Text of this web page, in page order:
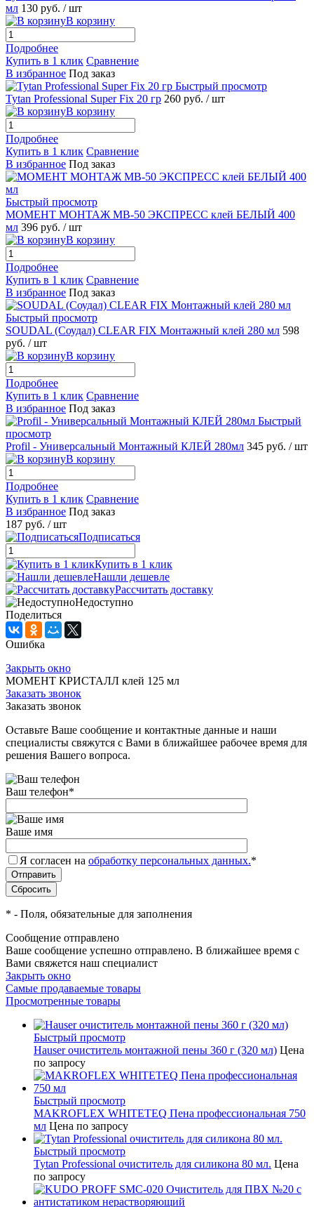
мл 130 руб. / шт
В корзину
Подробнее
Купить в 1 клик Сравнение
В избранное Под заказ
Быстрый просмотр
Tytan Professional Super Fix 20 гр 260 руб. / шт
В корзину
Подробнее
Купить в 1 клик Сравнение
В избранное Под заказ
Быстрый просмотр
МОМЕНТ МОНТАЖ МВ-50 ЭКСПРЕСС клей БЕЛЫЙ 400
мл 396 руб. / шт
В корзину
Подробнее
Купить в 1 клик Сравнение
В избранное Под заказ
Быстрый просмотр
SOUDAL (Соудал) CLEAR FIX Монтажный клей 280 мл 598
руб. / шт
В корзину
Подробнее
Купить в 1 клик Сравнение
В избранное Под заказ
Быстрый
просмотр
Profil - Универсальный Монтажный КЛЕЙ 280мл 345 руб. / шт
В корзину
Подробнее
Купить в 1 клик Сравнение
В избранное Под заказ
187 руб. / шт
Подписаться
Купить в 1 клик
Нашли дешевле
Рассчитать доставку
Недоступно
Поделиться
Ошибка
Закрыть окно
МОМЕНТ КРИСТАЛЛ клей 125 мл
Заказать звонок
Заказать звонок
Оставьте Ваше сообщение и контактные данные и наши
специалисты свяжутся с Вами в ближайшее рабочее время для
решения Вашего вопроса.
Ваш телефон*
Ваше имя
Я согласен на обработку персональных данных.*
* - Поля, обязательные для заполнения
Сообщение отправлено
Ваше сообщение успешно отправлено. В ближайшее время с
Вами свяжется наш специалист
Закрыть окно
Самые продаваемые товары
Просмотренные товары
Быстрый просмотр
Hauser очиститель монтажной пены 360 г (320 мл) Цена
по запросу
Быстрый просмотр
MAKROFLEX WHITETEQ Пена профессиональная 750
мл Цена по запросу
Быстрый просмотр
Tytan Professional очиститель для силикона 80 мл. Цена
по запросу